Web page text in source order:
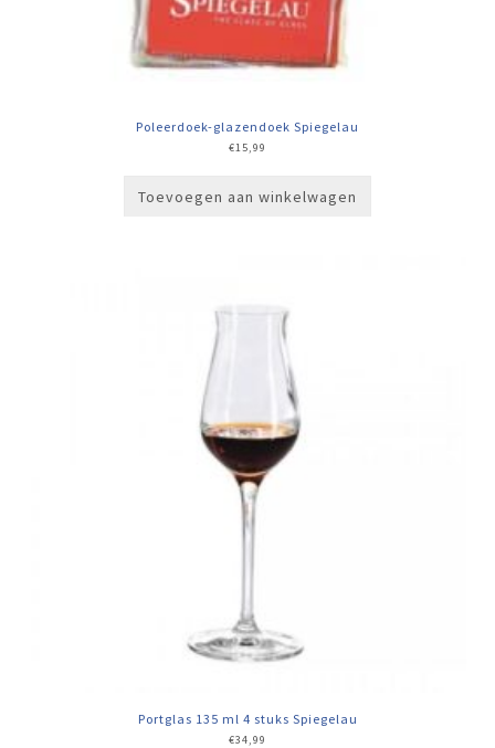
Poleerdoek-glazendoek Spiegelau
€15,99
Toevoegen aan winkelwagen
Portglas 135 ml 4 stuks Spiegelau
€34,99